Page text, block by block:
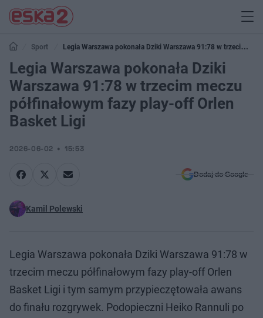
Sport
Legia Warszawa pokonała Dziki Warszawa 91:78 w trzecim
meczu półfinałowym fazy play-off Orlen Basket Ligi
Legia Warszawa pokonała Dziki
Warszawa 91:78 w trzecim meczu
półfinałowym fazy play-off Orlen
Basket Ligi
2026-06-02 15:53
Dodaj do Google
Kamil Polewski
Legia Warszawa pokonała Dziki Warszawa 91:78 w
trzecim meczu półfinałowym fazy play-off Orlen
Basket Ligi i tym samym przypieczętowała awans
do finału rozgrywek. Podopieczni Heiko Rannuli po